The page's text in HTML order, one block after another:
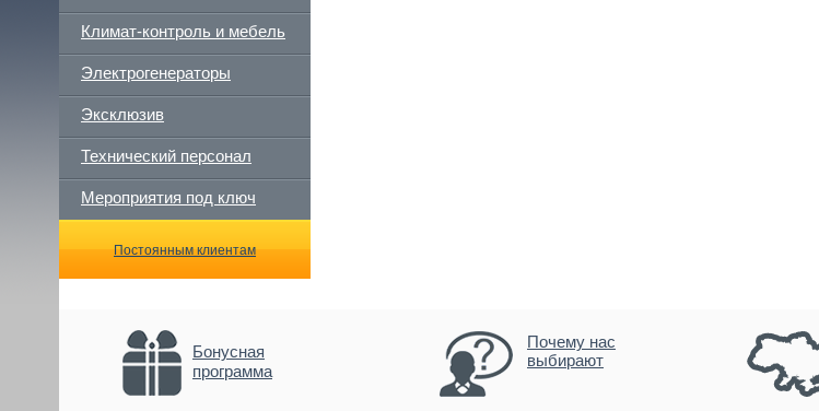
Климат-контроль и мебель
Электрогенераторы
Эксклюзив
Технический персонал
Мероприятия под ключ
Постоянным клиентам
Бонусная
программа
Почему нас
выбирают